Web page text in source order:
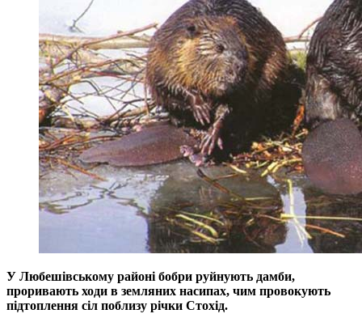
У Любешівському районі бобри руйнують дамби,
проривають ходи в земляних насипах, чим провокують
підтоплення сіл поблизу річки Стохід.